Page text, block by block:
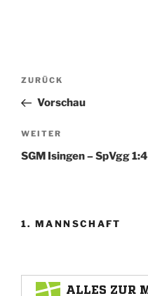
Beitragsnavigation
Vorheriger
Beitrag
ZURÜCK
Vorschau
Nächster
Beitrag
WEITER
SGM Isingen – SpVgg 1:4
1. MANNSCHAFT